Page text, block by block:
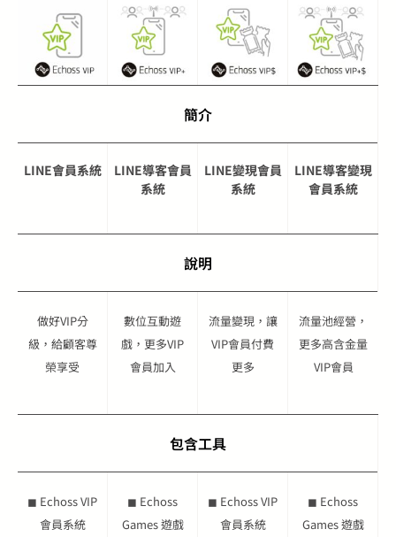
簡介
LINE會員系統
LINE導客會員
系統
LINE變現會員
系統
LINE導客變現
會員系統
說明
做好VIP分
級，給顧客尊
榮享受
數位互動遊
戲，更多VIP
會員加入
流量變現，讓
VIP會員付費
更多
流量池經營，
更多高含金量
VIP會員
包含工具
◼ Echoss VIP
會員系統
◼ Echoss
Games 遊戲
◼ Echoss VIP
會員系統
◼ Echoss
Games 遊戲